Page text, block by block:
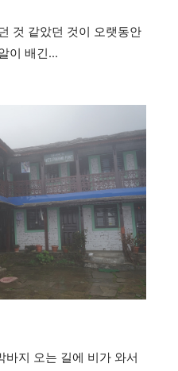
것 같았던 것이 오랫동안
이 배긴...
지 오는 길에 비가 와서